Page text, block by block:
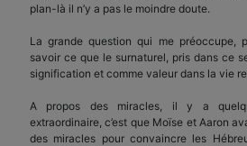
plan-là il n’y a pas le moindre doute.
La grande question qui me préoccupe,
savoir ce que le surnaturel, pris dans ce
signification et comme valeur dans la vie
A propos des miracles, il y a
extraordinaire, c’est que Moïse et Aaron
des miracles pour convaincre les